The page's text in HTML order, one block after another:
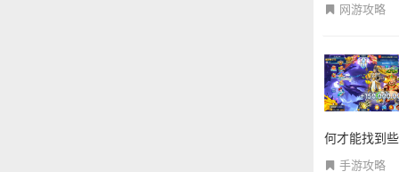
网游攻略
何才能找到
手游攻略